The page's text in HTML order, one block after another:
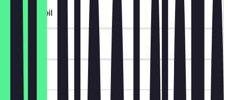
~€ 4 Vorteil
30 Tage
vor Ort